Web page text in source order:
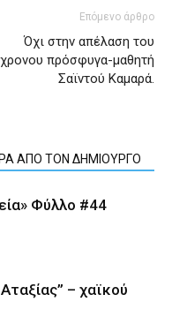
Επόμενο άρθρο
Όχι στην απέλαση του
πρόσφυγα-μαθητή
Σαϊντού Καμαρά.
ΑΠΟ ΤΟΝ ΔΗΜΙΟΥΡΓΟ
Φύλλο #44
– χαϊκού